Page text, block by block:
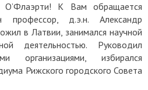
К Вам обращается
профессор, д.э.н. Александр
в Латвии, занимался научной
деятельностью. Руководил
организациями, избирался
Рижского городского Совета